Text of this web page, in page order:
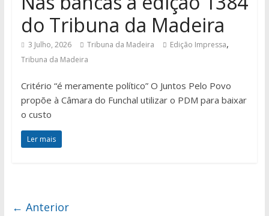
do Tribuna da Madeira
3 Julho, 2026 Tribuna da Madeira Edição Impressa,
Tribuna da Madeira
Critério “é meramente político” O Juntos Pelo Povo
propõe à Câmara do Funchal utilizar o PDM para baixar
o custo
Ler mais
← Anterior